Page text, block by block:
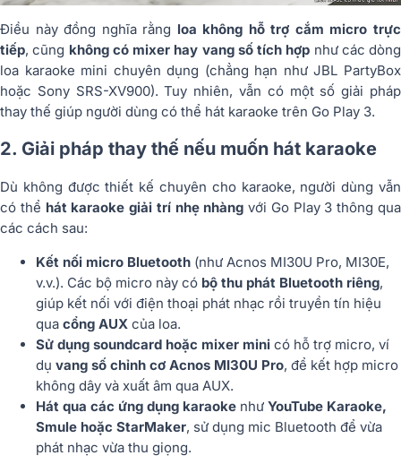
Điều này đồng nghĩa rằng loa không hỗ trợ cắm micro trực
tiếp, cũng không có mixer hay vang số tích hợp như các dòng
loa karaoke mini chuyên dụng (chẳng hạn như JBL PartyBox
hoặc Sony SRS-XV900). Tuy nhiên, vẫn có một số giải pháp
thay thế giúp người dùng có thể hát karaoke trên Go Play 3.
2. Giải pháp thay thế nếu muốn hát karaoke
Dù không được thiết kế chuyên cho karaoke, người dùng vẫn
có thể hát karaoke giải trí nhẹ nhàng với Go Play 3 thông qua
các cách sau:
Kết nối micro Bluetooth (như Acnos MI30U Pro, MI30E,
v.v.). Các bộ micro này có bộ thu phát Bluetooth riêng,
giúp kết nối với điện thoại phát nhạc rồi truyền tín hiệu
qua cổng AUX của loa.
Sử dụng soundcard hoặc mixer mini có hỗ trợ micro, ví
dụ vang số chỉnh cơ Acnos MI30U Pro, để kết hợp micro
không dây và xuất âm qua AUX.
Hát qua các ứng dụng karaoke như YouTube Karaoke,
Smule hoặc StarMaker, sử dụng mic Bluetooth để vừa
phát nhạc vừa thu giọng.